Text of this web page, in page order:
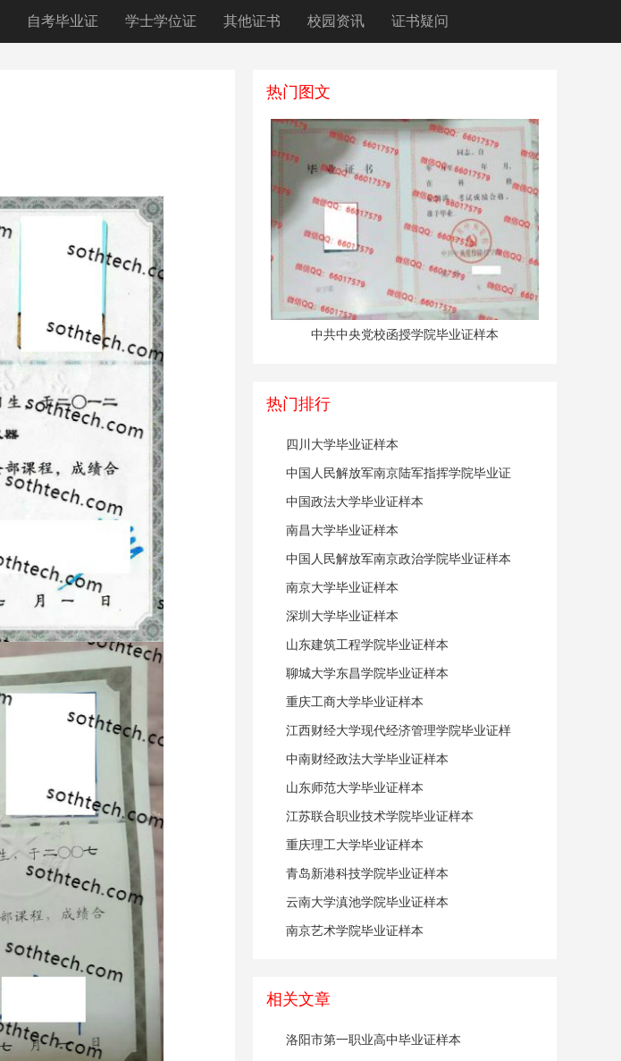
自考毕业证 学士学位证 其他证书 校园资讯 证书疑问
热门图文
中共中央党校函授学院毕业证样本
热门排行
四川大学毕业证样本
中国人民解放军南京陆军指挥学院毕业证
样本
中国政法大学毕业证样本
南昌大学毕业证样本
中国人民解放军南京政治学院毕业证样本
南京大学毕业证样本
深圳大学毕业证样本
山东建筑工程学院毕业证样本
聊城大学东昌学院毕业证样本
重庆工商大学毕业证样本
江西财经大学现代经济管理学院毕业证样
本
中南财经政法大学毕业证样本
山东师范大学毕业证样本
江苏联合职业技术学院毕业证样本
重庆理工大学毕业证样本
青岛新港科技学院毕业证样本
云南大学滇池学院毕业证样本
南京艺术学院毕业证样本
相关文章
洛阳市第一职业高中毕业证样本